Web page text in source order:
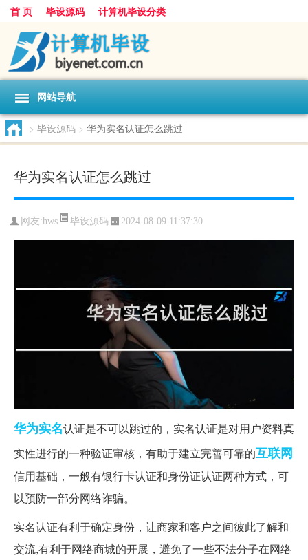
首 页 毕设源码 计算机毕设分类
网站导航
> 毕设源码 > 华为实名认证怎么跳过
华为实名认证怎么跳过
网友:hws 毕设源码 2024-08-09 11:37:30
华为实名认证是不可以跳过的，实名认证是对用户资料真
实性进行的一种验证审核，有助于建立完善可靠的互联网
信用基础，一般有银行卡认证和身份证认证两种方式，可
以预防一部分网络诈骗。
实名认证有利于确定身份，让商家和客户之间彼此了解和
交流,有利于网络商城的开展，避免了一些不法分子在网络